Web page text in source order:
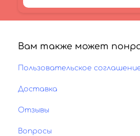
Вам также может
Пользовательское
Доставка
Отзывы
Вопросы